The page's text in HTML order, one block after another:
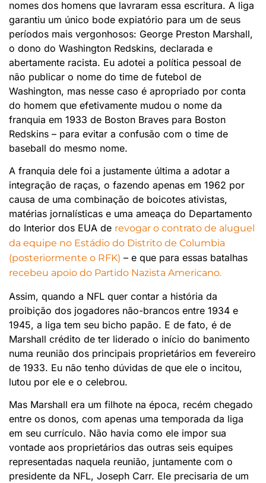
nomes dos homens que lavraram essa escritura. A liga
garantiu um único bode expiatório para um de seus
períodos mais vergonhosos: George Preston Marshall,
o dono do Washington Redskins, declarada e
abertamente racista. Eu adotei a política pessoal de
não publicar o nome do time de futebol de
Washington, mas nesse caso é apropriado por conta
do homem que efetivamente mudou o nome da
franquia em 1933 de Boston Braves para Boston
Redskins – para evitar a confusão com o time de
baseball do mesmo nome.
A franquia dele foi a justamente última a adotar a
integração de raças, o fazendo apenas em 1962 por
causa de uma combinação de boicotes ativistas,
matérias jornalísticas e uma ameaça do Departamento
do Interior dos EUA de revogar o contrato de aluguel
da equipe no Estádio do Distrito de Columbia
(posteriormente o RFK) – e que para essas batalhas
recebeu apoio do Partido Nazista Americano.
Assim, quando a NFL quer contar a história da
proibição dos jogadores não-brancos entre 1934 e
1945, a liga tem seu bicho papão. E de fato, é de
Marshall crédito de ter liderado o início do banimento
numa reunião dos principais proprietários em fevereiro
de 1933. Eu não tenho dúvidas de que ele o incitou,
lutou por ele e o celebrou.
Mas Marshall era um filhote na época, recém chegado
entre os donos, com apenas uma temporada da liga
em seu currículo. Não havia como ele impor sua
vontade aos proprietários das outras seis equipes
representadas naquela reunião, juntamente com o
presidente da NFL, Joseph Carr. Ele precisaria de um